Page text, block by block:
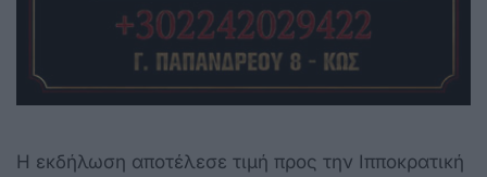
Η εκδήλωση αποτέλεσε τιμή προς την Ιπποκρατική